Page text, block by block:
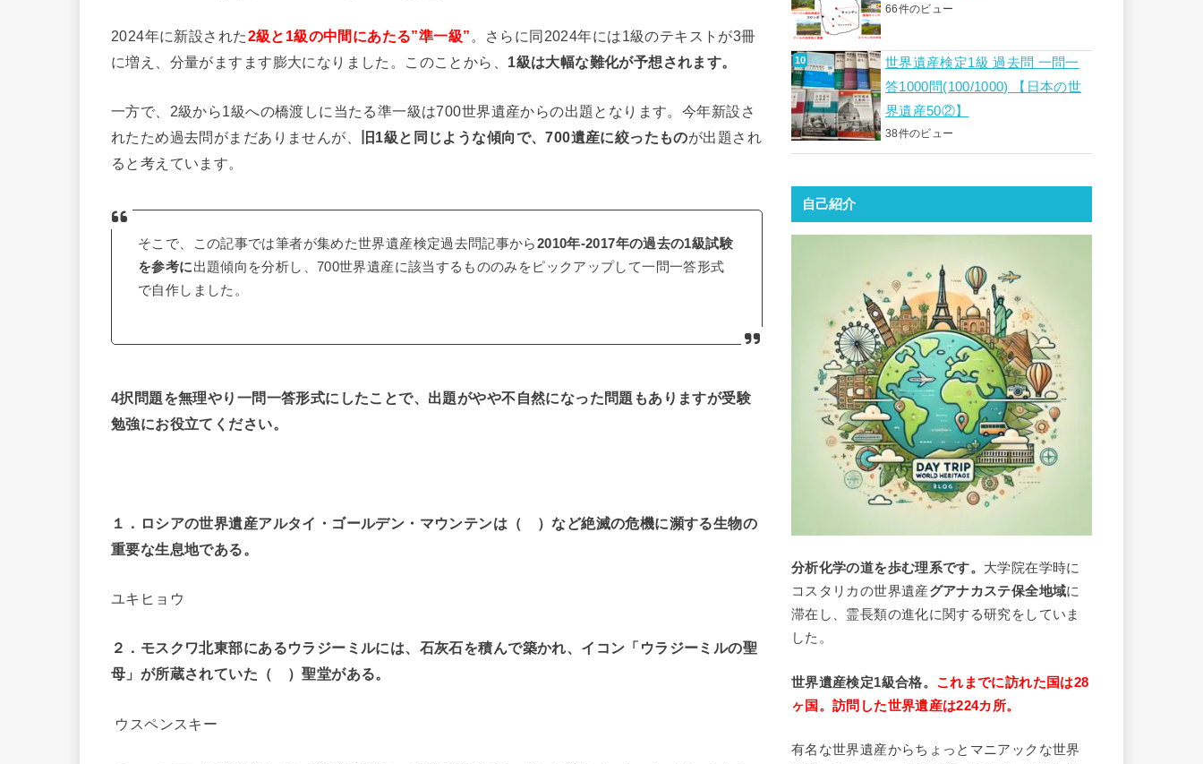
2024年に新設された2級と1級の中間にあたる”準一級” 。さらに同2024年には1級のテキストが3冊
に増え、分量がますます膨大になりました。このことから、 1級は大幅な難化が予想されます。
一方で、2級から1級への橋渡しに当たる準一級は700世界遺産からの出題となります。今年新設さ
れたため過去問がまだありませんが、
旧1級と同じような傾向で、700遺産に絞ったものが出題され
ると考えています。
そこで、この記事では筆者が集めた世界遺産検定過去問記事から2010年-2017年の過去の1級試験
を参考に出題傾向を分析し、700世界遺産に該当するもののみをピックアップして一問一答形式
で自作しました。
4択問題を無理やり一問一答形式にしたことで、出題がやや不自然になった問題もありますが受験
勉強にお役立てください。
１．ロシアの世界遺産アルタイ・ゴールデン・マウンテンは（ ）など絶滅の危機に瀕する生物の
重要な生息地である。
ユキヒョウ
２．モスクワ北東部にあるウラジーミルには、石灰石を積んで築かれ、イコン「ウラジーミルの聖
母」が所蔵されていた（ ）聖堂がある。
ウスペンスキー
66件のビュー
世界遺産検定1級 過去問 一問一
答1000問(100/1000) 【日本の世
界遺産50②】
38件のビュー
自己紹介
分析化学の道を歩む理系です。 大学院在学時に
コスタリカの世界遺産グアナカステ保全地域に
滞在し、霊長類の進化に関する研究をしていま
した。
世界遺産検定1級合格。 これまでに訪れた国は28
ヶ国。訪問した世界遺産は224カ所。
有名な世界遺産からちょっとマニアックな世界